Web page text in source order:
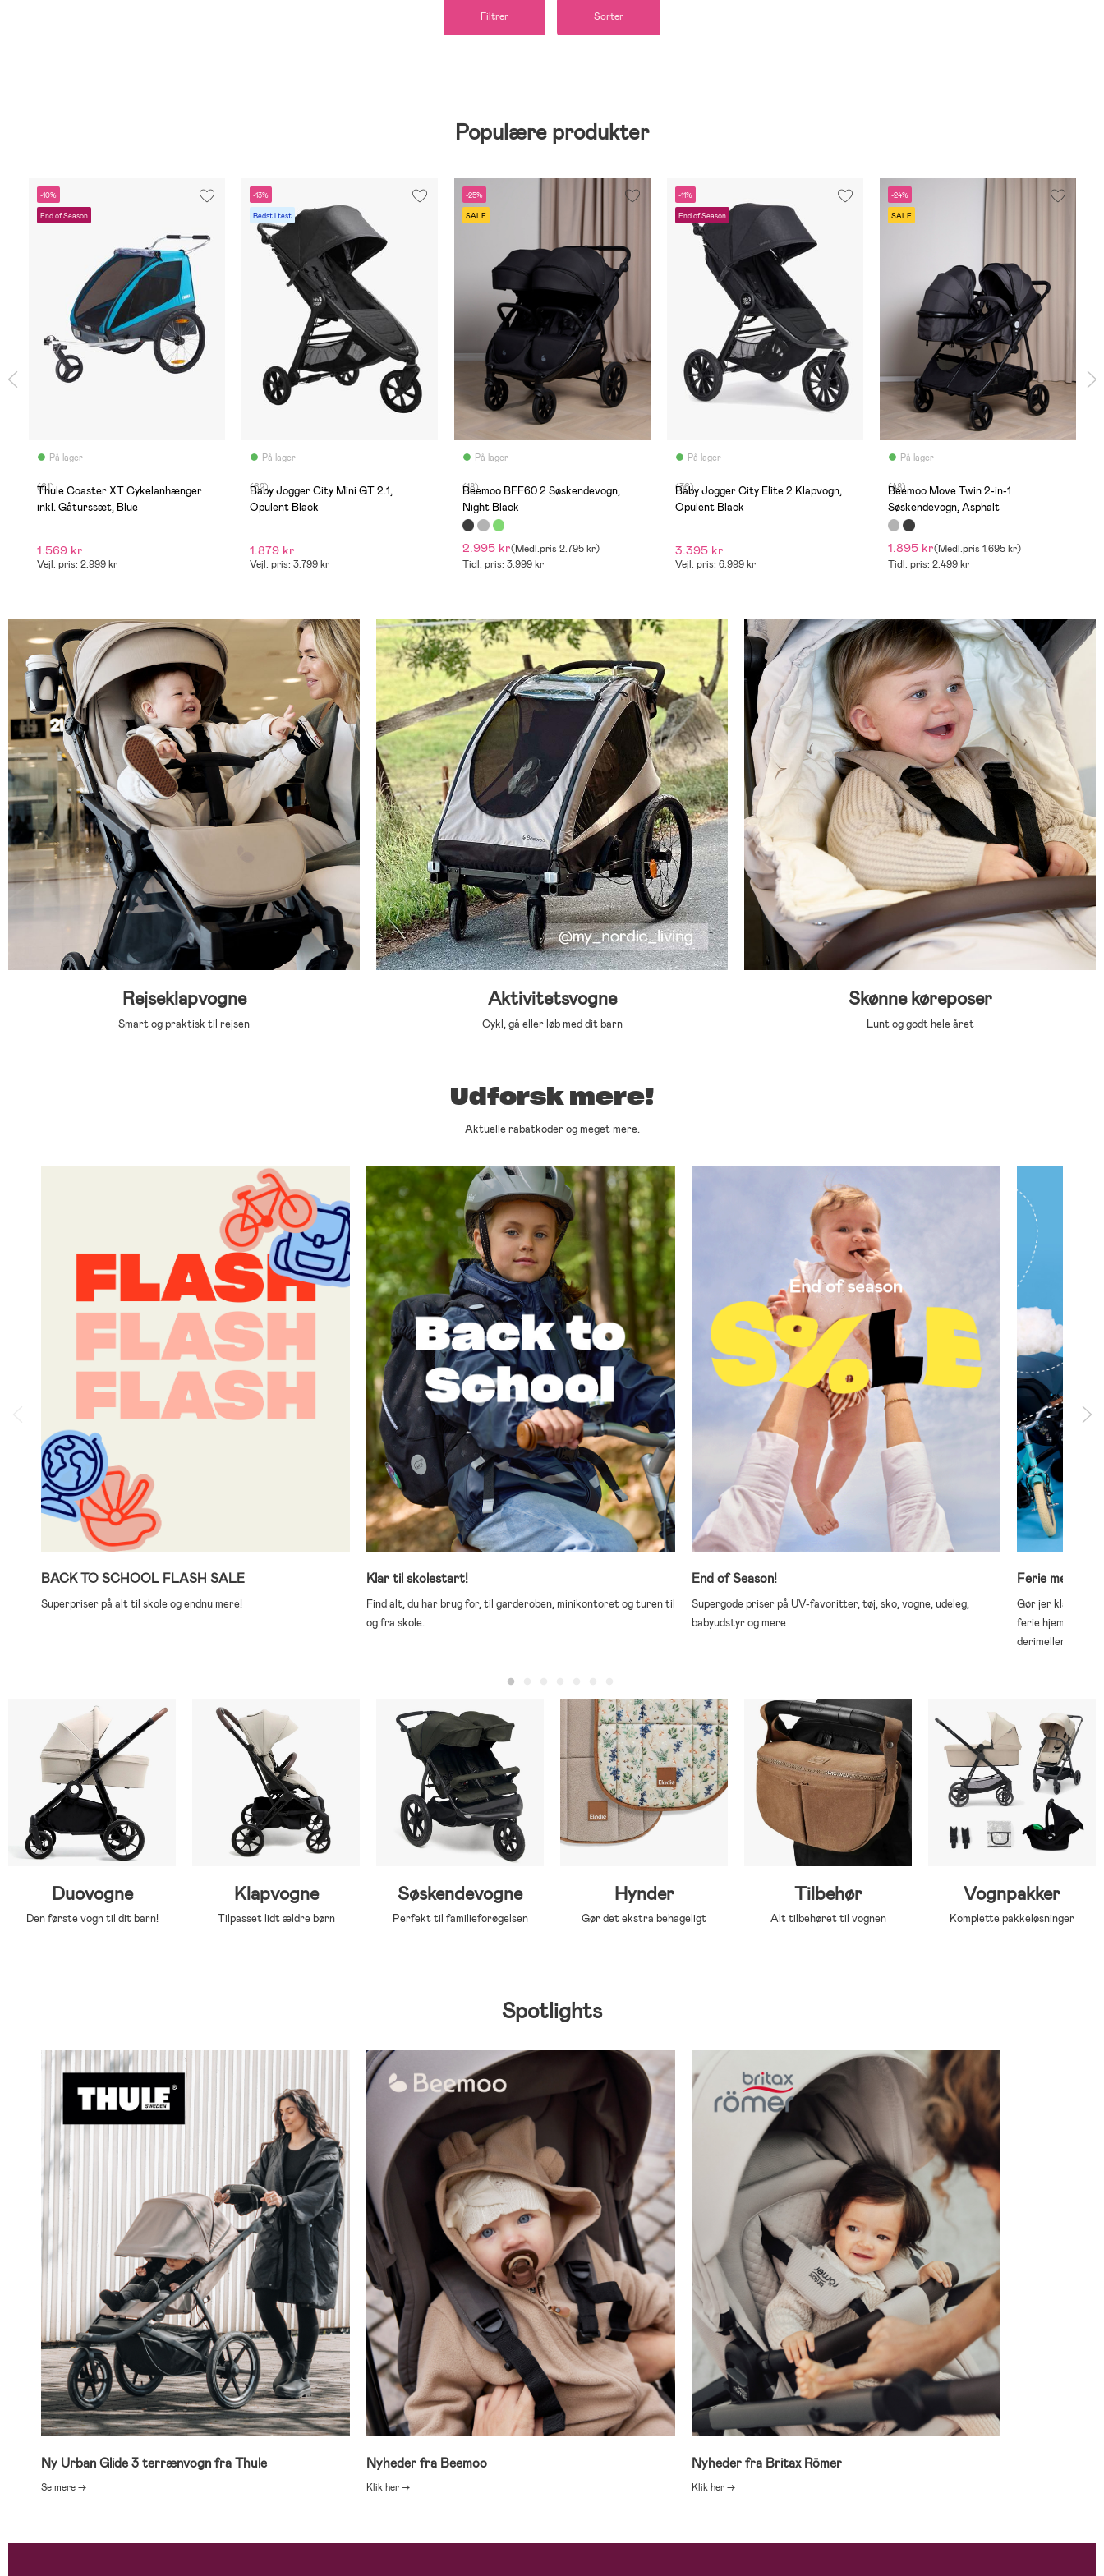
Filtrer Sorter
Populære produkter
-10%
End of Season
På lager
(61)
Thule Coaster XT Cykelanhænger
inkl. Gåturssæt, Blue
1.569 kr
Vejl. pris: 2.999 kr
-13%
Bedst i test
På lager
(62)
Baby Jogger City Mini GT 2.1,
Opulent Black
1.879 kr
Vejl. pris: 3.799 kr
-25%
SALE
På lager
(18)
Beemoo BFF60 2 Søskendevogn,
Night Black
2.995 kr(Medl.pris 2.795 kr)
Tidl. pris: 3.999 kr
-11%
End of Season
På lager
(36)
Baby Jogger City Elite 2 Klapvogn,
Opulent Black
3.395 kr
Vejl. pris: 6.999 kr
-24%
SALE
På lager
(48)
Beemoo Move Twin 2-in-1
Søskendevogn, Asphalt
1.895 kr(Medl.pris 1.695 kr)
Tidl. pris: 2.499 kr
Rejseklapvogne
Smart og praktisk til rejsen
Aktivitetsvogne
Cykl, gå eller løb med dit barn
Skønne køreposer
Lunt og godt hele året
Udforsk mere!
Aktuelle rabatkoder og meget mere.
BACK TO SCHOOL FLASH SALE
Superpriser på alt til skole og endnu mere!
Klar til skolestart!
Find alt, du har brug for, til garderoben, minikontoret og turen til
og fra skole.
End of Season!
Supergode priser på UV-favoritter, tøj, sko, vogne, udeleg,
babyudstyr og mere
Ferie med børn
Gør jer klar til
ferie hjemme,
derimellem.
Duovogne
Den første vogn til dit barn!
Klapvogne
Tilpasset lidt ældre børn
Søskendevogne
Perfekt til familieforøgelsen
Hynder
Gør det ekstra behageligt
Tilbehør
Alt tilbehøret til vognen
Vognpakker
Komplette pakkeløsninger
Spotlights
Ny Urban Glide 3 terrænvogn fra Thule
Se mere →
Nyheder fra Beemoo
Klik her →
Nyheder fra Britax Römer
Klik her →